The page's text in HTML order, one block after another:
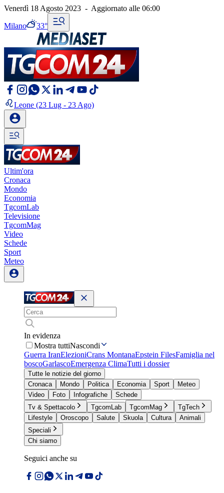
Venerdì 18 Agosto 2023 - Aggiornato alle 06:00
Milano 33°
Leone (23 Lug - 23 Ago)
Ultim'ora
Cronaca
Mondo
Economia
TgcomLab
Televisione
TgcomMag
Video
Schede
Sport
Meteo
In evidenza
Mostra tuttiNascondi
Guerra IranElezioniCrans MontanaEpstein FilesFamiglia nel
boscoGarlascoEmergenza ClimaTutti i dossier
Tutte le notizie del giorno
Cronaca
Mondo Politica Economia Sport
Meteo
Video
Foto Infografiche
Schede
Tv & Spettacolo
TgcomLab TgcomMag
TgTech
Lifestyle
Oroscopo Salute Skuola Cultura
Animali
Speciali
Chi siamo
Seguici anche su